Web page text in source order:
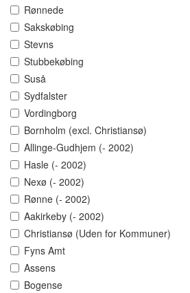
Rønnede
Sakskøbing
Stevns
Stubbekøbing
Suså
Sydfalster
Vordingborg
Bornholm (excl. Christiansø)
Allinge-Gudhjem (- 2002)
Hasle (- 2002)
Nexø (- 2002)
Rønne (- 2002)
Aakirkeby (- 2002)
Christiansø (Uden for Kommuner)
Fyns Amt
Assens
Bogense